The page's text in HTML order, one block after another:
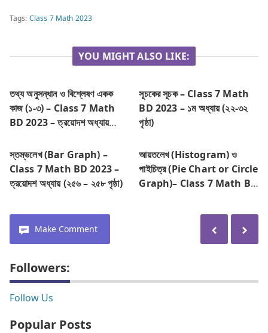
Tags: Class 7 Math 2023
YOU MIGHT ALSO LIKE:
তথ্য অনুসন্ধান ও বিশ্লেষণ একক
কাজ (১-৩) – Class 7 Math
BD 2023 – ত্রয়োদশ অধ্যায়
সূচকের সূচক – Class 7 Math
BD 2023 – ১ম অধ্যায় (২২-৩২
পৃষ্ঠা)
স্তম্ভলেখ (Bar Graph) –
Class 7 Math BD 2023 –
ত্রয়োদশ অধ্যায় (২৫৬ – ২৫৮ পৃষ্ঠা)
আয়তলেখ (Histogram) ও
পাইচিত্র (Pie Chart or Circle
Graph)– Class 7 Math BD
Make Comment
Followers:
Follow Us
Popular Posts